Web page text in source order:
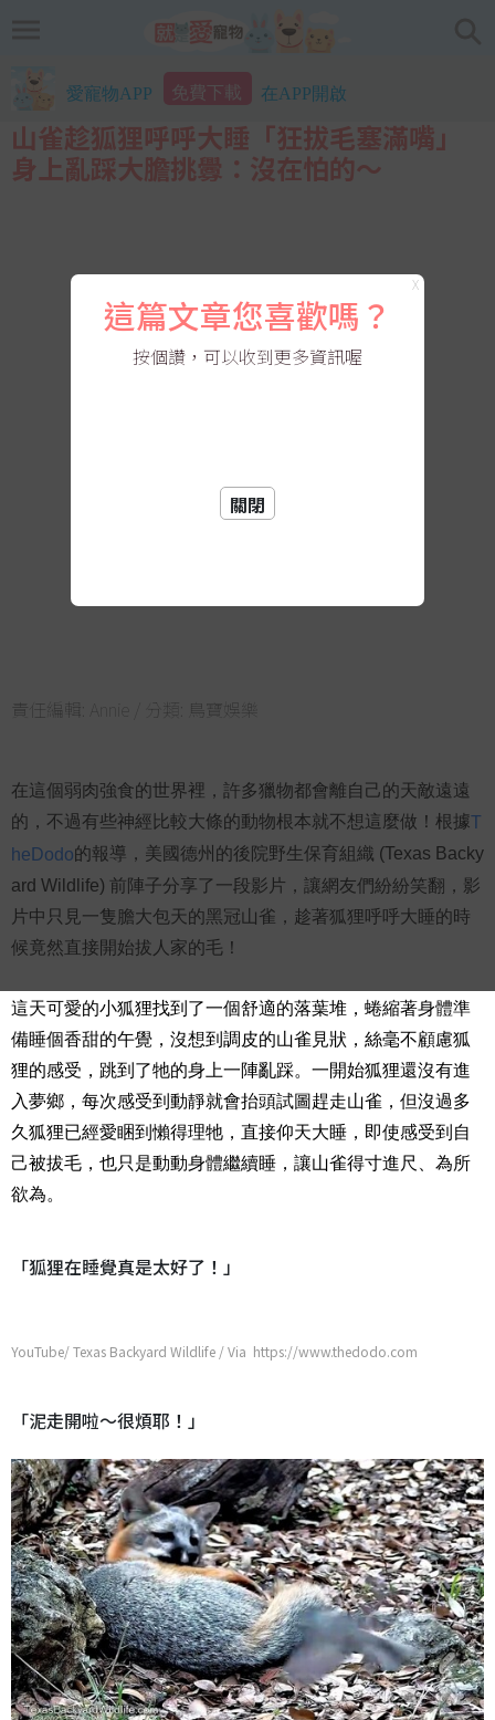
愛寵物APP 免費下載 在APP開啟
山雀趁狐狸呼呼大睡「狂拔毛塞滿嘴」
身上亂踩大膽挑釁：沒在怕的～
責任編輯: / 分類: 鳥寶娛樂
在這個弱肉強食的世界裡，許多獵物都會離自己的天敵遠遠
的，不過有些神經比較大條的動物根本就不想這麼做！根據T
heDodo的報導，美國德州的後院野生保育組織 (Texas Backy
ard Wildlife) 前陣子分享了一段影片，讓網友們紛紛笑翻，影
片中只見一隻膽大包天的黑冠山雀，趁著狐狸呼呼大睡的時
候竟然直接開始拔人家的毛！
這天可愛的小狐狸找到了一個舒適的落葉堆，蜷縮著身體準
備睡個香甜的午覺，沒想到調皮的山雀見狀，絲毫不顧慮狐
狸的感受，跳到了牠的身上一陣亂踩。一開始狐狸還沒有進
入夢鄉，每次感受到動靜就會抬頭試圖趕走山雀，但沒過多
久狐狸已經愛睏到懶得理牠，直接仰天大睡，即使感受到自
己被拔毛，也只是動動身體繼續睡，讓山雀得寸進尺、為所
欲為。
「狐狸在睡覺真是太好了！」
YouTube/ Texas Backyard Wildlife / Via https://www.thedodo.com
「泥走開啦～很煩耶！」
X
這篇文章您喜歡嗎？
按個讚，可以收到更多資訊喔
關閉